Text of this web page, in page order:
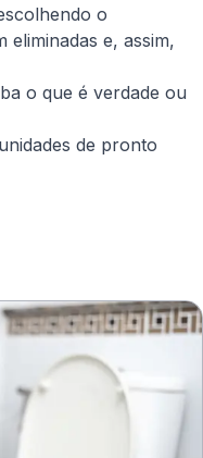
o
e, assim,
o que é verdade ou
de pronto